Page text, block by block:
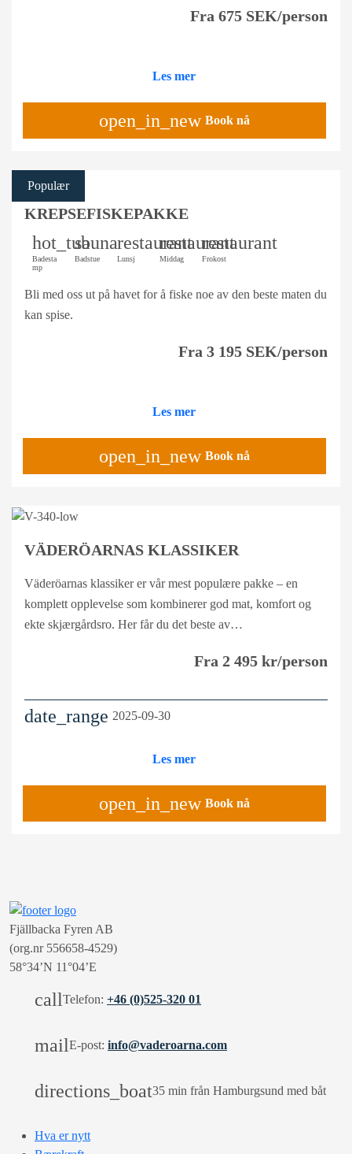
Fra 675 SEK/person
Les mer
open_in_new Book nå
Populær
KREPSEFISKEPAKKE
hot_tub
Badesta
mp
sauna
Badstue
restaurant
Lunsj
restaurant
Middag
restaurant
Frokost
Bli med oss ut på havet for å fiske noe av den beste maten du
kan spise.
Fra 3 195 SEK/person
Les mer
open_in_new Book nå
VÄDERÖARNAS KLASSIKER
Väderöarnas klassiker er vår mest populære pakke – en
komplett opplevelse som kombinerer god mat, komfort og
ekte skjærgårdsro. Her får du det beste av…
Fra 2 495 kr/person
date_range 2025-09-30
Les mer
open_in_new Book nå
Fjällbacka Fyren AB
(org.nr 556658-4529)
58°34’N 11°04’E
callTelefon: +46 (0)525-320 01
mailE-post: info@vaderoarna.com
directions_boat35 min från Hamburgsund med båt
Hva er nytt